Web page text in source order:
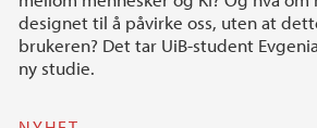
designet til å påvirke oss, uten at
brukeren? Det tar UiB-student
ny studie.